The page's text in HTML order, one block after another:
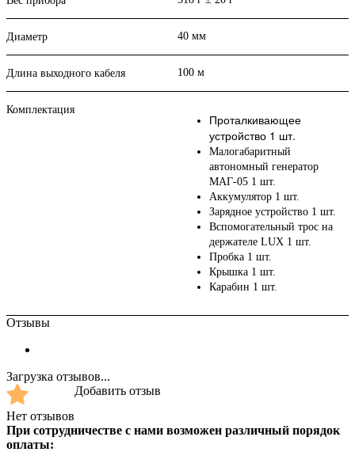
Диаметр 40 мм
Длина выходного кабеля 100 м
Комплектация
Проталкивающее
устройство 1 шт.
Малогабаритный
автономный генератор
МАГ-05 1 шт.
Аккумулятор 1 шт.
Зарядное устройство 1 шт.
Вспомогательный трос на
держателе LUX 1 шт.
Пробка 1 шт.
Крышка 1 шт.
Карабин 1 шт.
Отзывы
Загрузка отзывов...
Нет отзывов
Добавить отзыв
При сотрудничестве с нами возможен различный порядок
оплаты: